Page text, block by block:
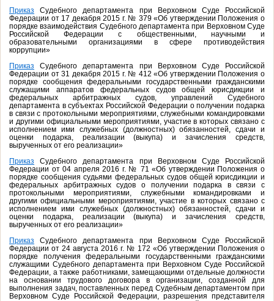
Приказ Судебного департамента при Верховном Суде Российской
Федерации от 17 декабря 2015 г. № 379 «Об утверждении Положения о
порядке взаимодействия Судебного департамента при Верховном Суде
Российской Федерации с общественными, научными и
образовательными организациями в сфере противодействия
коррупции»
Приказ Судебного департамента при Верховном Суде Российской
Федерации от 31 декабря 2015 г. № 412 «Об утверждении Положения о
порядке сообщения федеральными государственными гражданскими
служащими аппаратов федеральных судов общей юрисдикции и
федеральных арбитражных судов, управлений Судебного
департамента в субъектах Российской Федерации о получении подарка
в связи с протокольными мероприятиями, служебными командировками
и другими официальными мероприятиями, участие в которых связано с
исполнением ими служебных (должностных) обязанностей, сдачи и
оценки подарка, реализации (выкупа) и зачисления средств,
вырученных от его реализации»
Приказ Судебного департамента при Верховном Суде Российской
Федерации от 04 апреля 2016 г. № 71 «Об утверждении Положения о
порядке сообщения судьями федеральных судов общей юрисдикции и
федеральных арбитражных судов о получении подарка в связи с
протокольными мероприятиями, служебными командировками и
другими официальными мероприятиями, участие в которых связано с
исполнением ими служебных (должностных) обязанностей, сдачи и
оценки подарка, реализации (выкупа) и зачисления средств,
вырученных от его реализации»
Приказ Судебного департамента при Верховном Суде Российской
Федерации от 24 августа 2016 г. № 172 «Об утверждении Положения о
порядке получения федеральными государственными гражданскими
служащими Судебного департамента при Верховном Суде Российской
Федерации, а также работниками, замещающими отдельные должности
на основании трудового договора в организации, созданной для
выполнения задач, поставленных перед Судебным департаментом при
Верховном Суде Российской Федерации, разрешения представителя